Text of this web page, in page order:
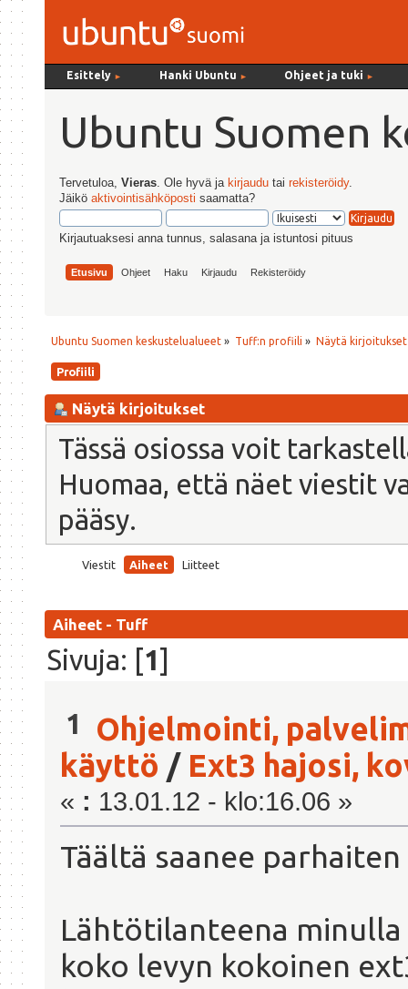
Esittely ► Hanki Ubuntu ► Ohjeet ja tuki ►
Ubuntu Suomen
Tervetuloa,Vieras . Ole hyvä ja kirjaudu tairekisteröidy.
Jäiköaktivointisähköposti saamatta?
Kirjautuaksesi anna tunnus, salasana ja istuntosi pituus
Etusivu Ohjeet Haku Kirjaudu Rekisteröidy
Ubuntu Suomen keskustelualueet » Tuff:n profiili » Näytä kirjoitukset
Profiili
Näytä kirjoitukset
Tässä osiossa voit
Huomaa, että näet viestit
pääsy.
Viestit Aiheet Liitteet
Aiheet - Tuff
Sivuja: [1]
1
Ohjelmointi,
käyttö / Ext3 hajosi,
« : 13.01.12 - klo:16.06 »
Täältä saanee
Lähtötilanteena
koko levyn kokoinen